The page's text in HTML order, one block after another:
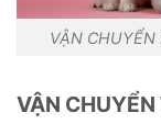
VẬN
VẬN